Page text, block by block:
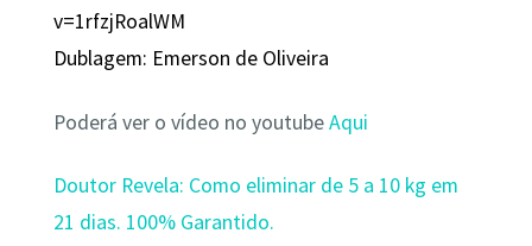
v=1rfzjRoalWM
Dublagem: Emerson de Oliveira
Poderá ver o vídeo no youtubeAqui
Doutor Revela: Como eliminar de 5 a 10 kg em
21 dias. 100% Garantido.